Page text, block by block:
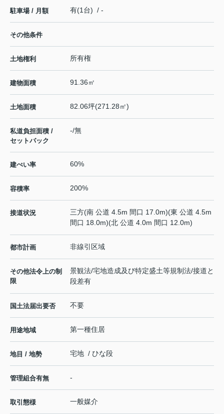
駐車場 / 月額 有(1台) / -
その他条件
土地権利 所有権
建物面積 91.36㎡
土地面積 82.06坪(271.28㎡)
私道負担面積 /
セットバック
-/無
建ぺい率 60%
容積率 200%
接道状況
三方(南 公道 4.5m 間口 17.0m)(東 公道 4.5m
間口 18.0m)(北 公道 4.0m 間口 12.0m)
都市計画 非線引区域
その他法令上の制
限
景観法/宅地造成及び特定盛土等規制法/接道と
段差有
国土法届出要否 不要
用途地域 第一種住居
地目 / 地勢 宅地 / ひな段
管理組合有無 -
取引態様 一般媒介